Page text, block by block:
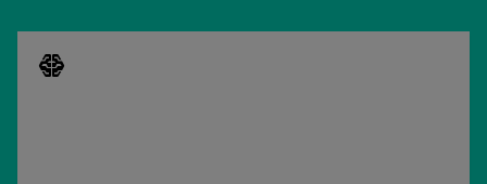
network_intelligence